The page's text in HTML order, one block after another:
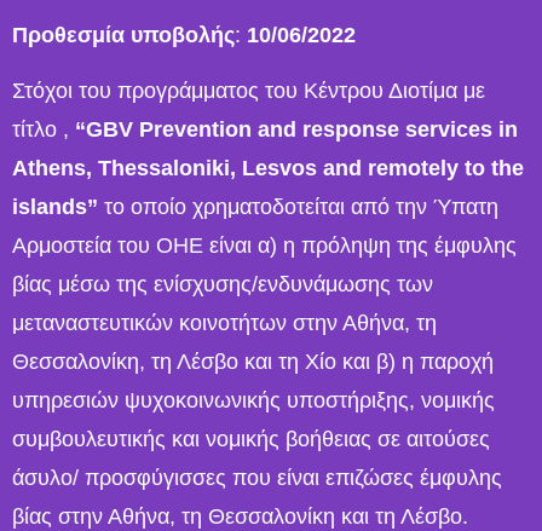
Προθεσμία υποβολής: 10/06/2022
Στόχοι του προγράμματος του Κέντρου Διοτίμα με
τίτλο , “GBV Prevention and response services in
Athens, Thessaloniki, Lesvos and remotely to the
islands” το οποίο χρηματοδοτείται από την Ύπατη
Αρμοστεία του ΟΗΕ είναι α) η πρόληψη της έμφυλης
βίας μέσω της ενίσχυσης/ενδυνάμωσης των
μεταναστευτικών κοινοτήτων στην Αθήνα, τη
Θεσσαλονίκη, τη Λέσβο και τη Χίο και β) η παροχή
υπηρεσιών ψυχοκοινωνικής υποστήριξης, νομικής
συμβουλευτικής και νομικής βοήθειας σε αιτούσες
άσυλο/ προσφύγισσες που είναι επιζώσες έμφυλης
βίας στην Αθήνα, τη Θεσσαλονίκη και τη Λέσβο.